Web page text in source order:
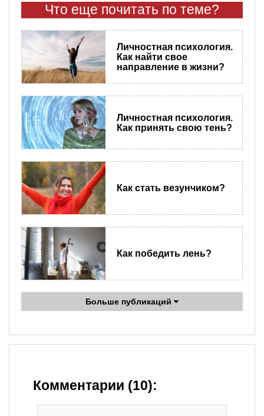
Что еще почитать по теме?
Личностная психология.
Как найти свое
направление в жизни?
Личностная психология.
Как принять свою тень?
Как стать везунчиком?
Как победить лень?
Больше публикаций
Комментарии (10):